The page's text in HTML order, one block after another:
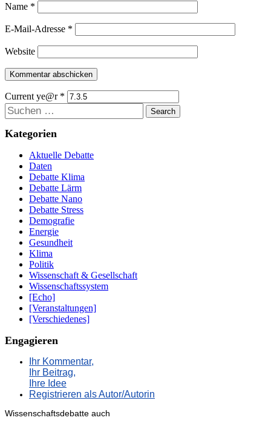
Name *
E-Mail-Adresse *
Website
Current ye@r *
Suchen
Kategorien
Aktuelle Debatte
Daten
Debatte Klima
Debatte Lärm
Debatte Nano
Debatte Stress
Demografie
Energie
Gesundheit
Klima
Politik
Wissenschaft & Gesellschaft
Wissenschaftssystem
[Echo]
[Veranstaltungen]
[Verschiedenes]
Engagieren
Ihr Kommentar,
Ihr Beitrag,
Ihre Idee
Registrieren als Autor/Autorin
Wissenschaftsdebatte auch